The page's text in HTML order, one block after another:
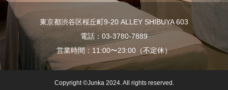
東京都渋谷区桜丘町9-20 ALLEY SHIBUYA 603
電話：03-3780-7889
営業時間：11:00〜23:00（不定休）
Copyright ©Junka 2024. All rights reserved.